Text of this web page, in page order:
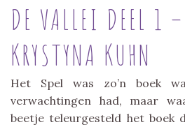
DE VALLEI DEEL 1
KRYSTYNA KUHN
Het Spel was zo’n boek
verwachtingen had, maar
beetje teleurgesteld het boek